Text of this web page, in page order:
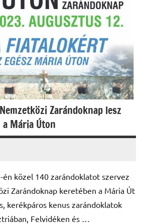
Zarándoknap lesz
Mária Úton
én közel 140 zarándoklatot szervez
Zarándoknap keretében a Mária Út
kerékpáros kenus zarándoklatok
Felvidéken és …